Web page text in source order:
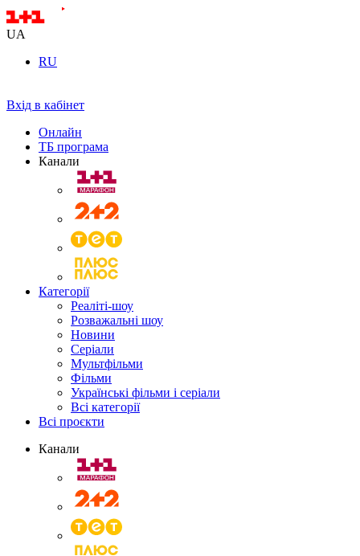
UA
RU
Вхід в кабінет
Онлайн
ТБ програма
Канали
Категорії
Реаліті-шоу
Розважальні шоу
Новини
Серіали
Мультфільми
Фільми
Українські фільми і серіали
Всі категорії
Всі проєкти
Канали